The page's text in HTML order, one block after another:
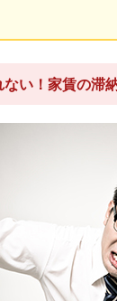
い！家賃の滞